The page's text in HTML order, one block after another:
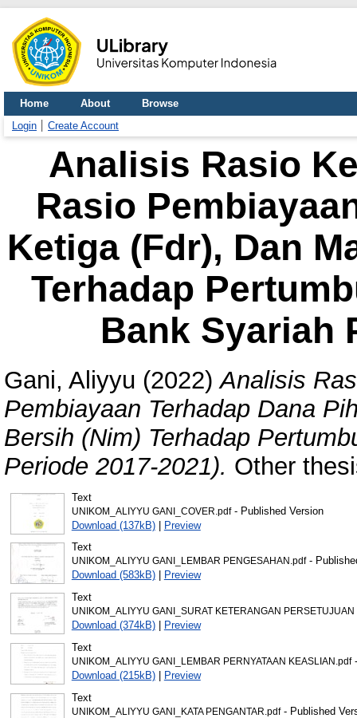
Home About
Browse
Login
Create Account
Analisis Rasio
Rasio
Ketiga (Fdr), Dan
Terhadap
Bank Syariah
Gani, Aliyyu (2022)Analisis
Pembiayaan Terhadap Dana
Bersih (Nim) Terhadap
Periode 2017-2021). Other
Text
UNIKOM_ALIYYU GANI_COVER.pdf- Published Version
Download (137kB)| Preview
Text
UNIKOM_ALIYYU GANI_LEMBAR PENGESAHAN.pdf-
Download (583kB)|
Preview
Text
UNIKOM_ALIYYU GANI_SURAT KETERANGAN
Download (374kB)|
Preview
Text
UNIKOM_ALIYYU GANI_LEMBAR PERNYATAAN KEASLIAN.pdf-
Download (215kB)|
Preview
Text
UNIKOM_ALIYYU GANI_KATA PENGANTAR.pdf- Published